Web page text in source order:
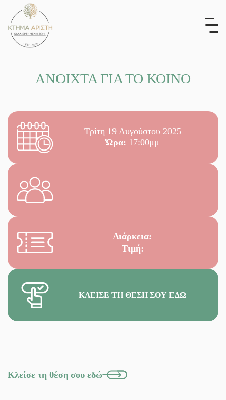
content
ΑΝΟΙΧΤΑ ΓΙΑ ΤΟ ΚΟΙΝΟ
Τρίτη 19 Αυγούστου 2025
Ώρα: 17:00μμ
Διάρκεια:
Τιμή:
ΚΛΕΊΣΕ ΤΗ ΘΈΣΗ ΣΟΥ ΕΔΏ
Κλείσε τη θέση σου εδώ